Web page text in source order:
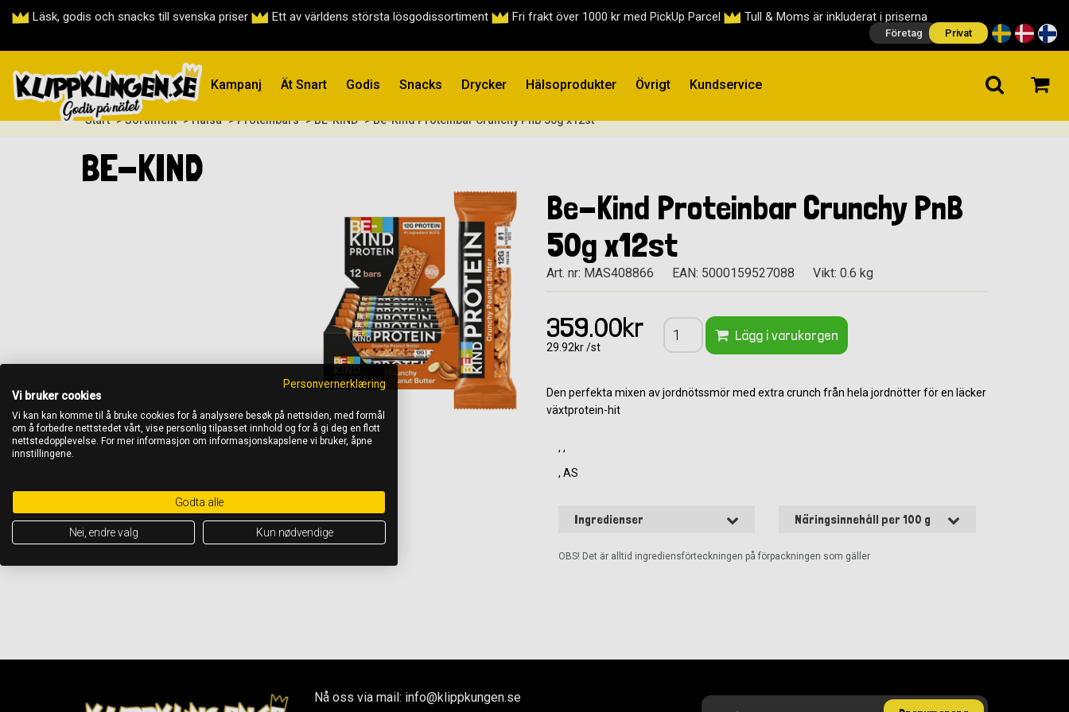
Läsk, godis och snacks till svenska priser Ett av världens största lösgodissortiment Fri frakt över 1000 kr med PickUp Parcel Tull & Moms är inkluderat i priserna
Företag Privat
Kampanj Ät Snart Godis Snacks Drycker Hälsoprodukter Övrigt Kundservice
Start > Sortiment > Hälsa > Proteinbars > BE-KIND > Be-Kind Proteinbar Crunchy PnB 50g x12st
BE-KIND
Be-Kind Proteinbar Crunchy PnB
50g x12st
Art. nr: MAS408866 EAN: 5000159527088 Vikt: 0.6 kg
359.00kr
29.92kr /st
Lägg i varukorgen
Den perfekta mixen av jordnötssmör med extra crunch från hela jordnötter för en läcker
växtprotein-hit
, ,
, AS
Ingredienser Näringsinnehåll per 100 g
OBS! Det är alltid ingrediensförteckningen på förpackningen som gäller
Nå oss via mail: info@klippkungen.se
Personvernerklæring
Vi bruker cookies
Vi kan kan komme til å bruke cookies for å analysere besøk på nettsiden, med formål
om å forbedre nettstedet vårt, vise personlig tilpasset innhold og for å gi deg en flott
nettstedopplevelse. For mer informasjon om informasjonskapslene vi bruker, åpne
innstillingene.
Godta alle
Nei, endre valg Kun nødvendige